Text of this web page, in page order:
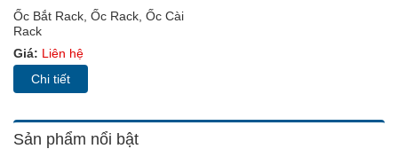
Ốc Bắt Rack, Ốc Rack, Ốc Cài
Rack
Giá: Liên hệ
Chi tiết
Sản phẩm nổi bật